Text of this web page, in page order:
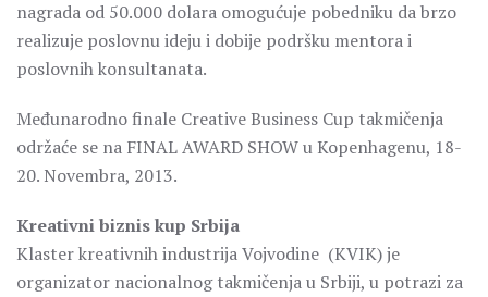
nagrada od 50.000 dolara omogućuje pobedniku da brzo
realizuje poslovnu ideju i dobije podršku mentora i
poslovnih konsultanata.
Međunarodno finale Creative Business Cup takmičenja
održaće se na FINAL AWARD SHOW u Kopenhagenu, 18-
20. Novembra, 2013.
Kreativni biznis kup Srbija
Klaster kreativnih industrija Vojvodine (KVIK) je
organizator nacionalnog takmičenja u Srbiji, u potrazi za